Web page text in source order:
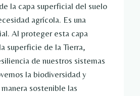
la capa superficial del suelo
agrícola. Es una
Al proteger esta capa
superficie de la Tierra,
de nuestros sistemas
la biodiversidad y
sostenible las